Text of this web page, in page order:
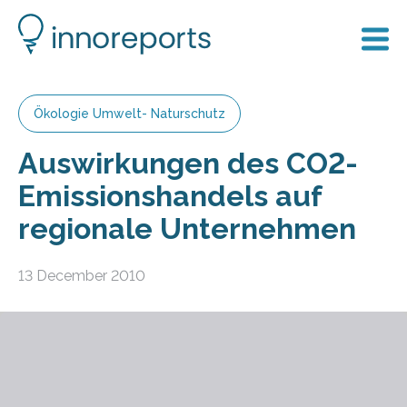
Ökologie Umwelt- Naturschutz
Auswirkungen des CO2-
Emissionshandels auf
regionale Unternehmen
13 December 2010